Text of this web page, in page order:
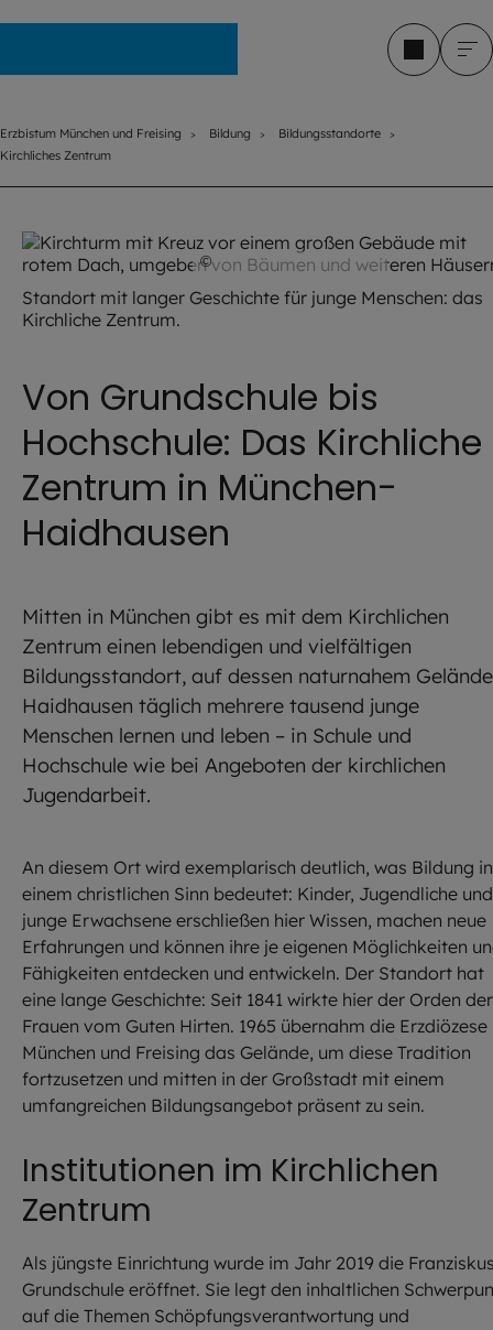
Erzbistum München und Freising Bildung
Bildungsstandorte
Kirchliches Zentrum
© Robert Kiderle / EOM
Standort mit langer Geschichte für junge Menschen: das
Kirchliche Zentrum.
Von Grundschule bis
Hochschule: Das Kirchliche
Zentrum in München-
Haidhausen
Mitten in München gibt es mit dem Kirchlichen
Zentrum einen lebendigen und vielfältigen
Bildungsstandort, auf dessen naturnahem
Haidhausen täglich mehrere tausend junge
Menschen lernen und leben – in Schule und
Hochschule wie bei Angeboten der kirchlichen
Jugendarbeit.
An diesem Ort wird exemplarisch deutlich, was Bildung in
einem christlichen Sinn bedeutet: Kinder, Jugendliche und
junge Erwachsene erschließen hier Wissen, machen neue
Erfahrungen und können ihre je eigenen Möglichkeiten
Fähigkeiten entdecken und entwickeln. Der Standort hat
eine lange Geschichte: Seit 1841 wirkte hier der Orden der
Frauen vom Guten Hirten. 1965 übernahm die Erzdiözese
München und Freising das Gelände, um diese Tradition
fortzusetzen und mitten in der Großstadt mit einem
umfangreichen Bildungsangebot präsent zu sein.
Institutionen im Kirchlichen
Zentrum
Als jüngste Einrichtung wurde im Jahr 2019 die
Grundschule eröffnet. Sie legt den inhaltlichen
auf die Themen Schöpfungsverantwortung und